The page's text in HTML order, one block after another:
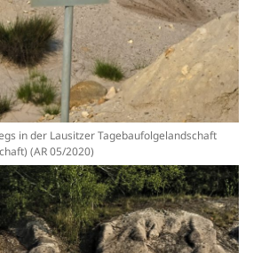
in der Lausitzer Tagebaufolgelandschaft
(AR 05/2020)